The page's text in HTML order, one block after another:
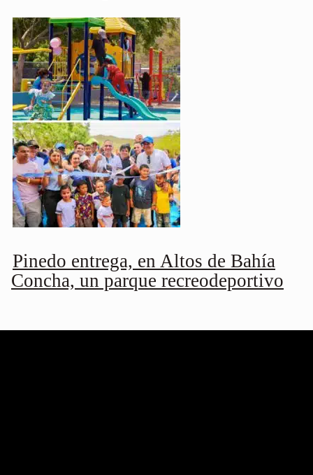
Pinedo entrega, en Altos de Bahía
Concha, un parque recreodeportivo